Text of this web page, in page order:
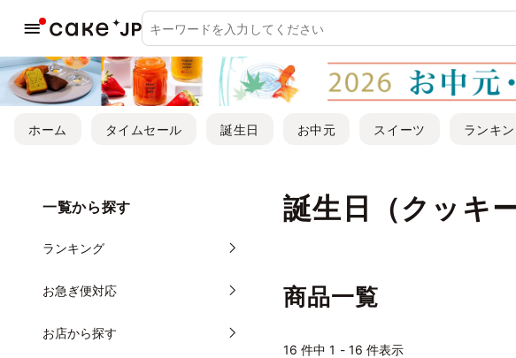
ホーム タイムセール 誕生日 お中元 スイーツ ランキ
誕生日（クッキ
一覧から探す
ランキング
お急ぎ便対応
お店から探す
商品一覧
16 件中 1 - 16 件表示